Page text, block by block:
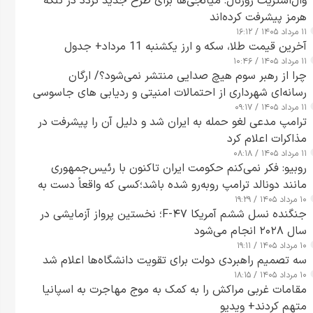
هرمز پیشرفت کرده‌اند
۱۱ مرداد ۱۴۰۵ / ۱۶:۱۲
آخرین قیمت طلا، سکه و ارز یکشنبه 11 مرداد+ جدول
۱۱ مرداد ۱۴۰۵ / ۱۰:۴۶
چرا از رهبر سوم هیچ صدایی منتشر نمی‌شود؟/ ارگان
رسانه‌ای شهرداری از احتمالات امنیتی و ردیابی های جاسوسی
گفت
۱۱ مرداد ۱۴۰۵ / ۰۹:۱۷
ترامپ مدعی لغو حمله به ایران شد و دلیل آن را پیشرفت در
مذاکرات اعلام کرد
۱۱ مرداد ۱۴۰۵ / ۰۸:۱۸
روبیو: فکر نمی‌کنم حکومت ایران تاکنون با رئیس‌جمهوری
مانند دونالد ترامپ روبه‌رو شده باشد؛کسی که واقعاً دست به
اقدام می‌زند
۱۰ مرداد ۱۴۰۵ / ۱۹:۲۹
جنگنده نسل ششم آمریکا F-۴۷؛ نخستین پرواز آزمایشی در
سال ۲۰۲۸ انجام می‌شود
۱۰ مرداد ۱۴۰۵ / ۱۹:۱۱
سه تصمیم راهبردی دولت برای تقویت دانشگاه‌ها اعلام شد
۱۰ مرداد ۱۴۰۵ / ۱۸:۱۵
مقامات غربی مراکش را به کمک به موج مهاجرت به اسپانیا
متهم کردند+ ویدیو